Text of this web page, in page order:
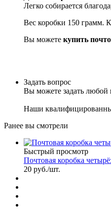
Легко собирается
Вес коробки 150 грамм.
Вы можете купить
Задать вопрос
Вы можете задать любой
Наши
Ранее вы смотрели
Быстрый просмотр
Почтовая коробка
20 руб./шт.